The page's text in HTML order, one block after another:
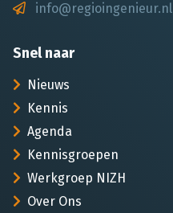
info@regioingenieur.nl
Snel naar
Nieuws
Kennis
Agenda
Kennisgroepen
Werkgroep NIZH
Over Ons